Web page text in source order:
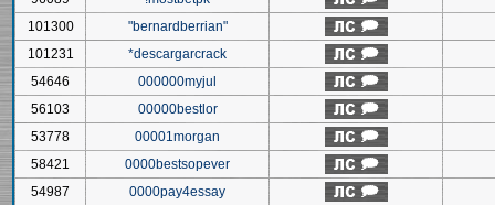
101300
"bernardberrian"
101231
*descargarcrack
54646
000000myjul
56103
00000bestlor
53778
00001morgan
58421
0000bestsopever
54987
0000pay4essay